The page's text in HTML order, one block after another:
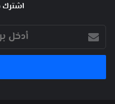
اشترك
أدخل
بريدك
الإلكتروني